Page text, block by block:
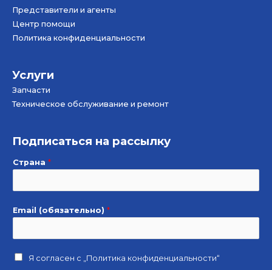
Представители и агенты
Центр помощи
Политика конфиденциальности
Услуги
Запчасти
Техническое обслуживание и ремонт
Подписаться на рассылку
Страна *
Email (обязательно) *
Я согласен с „Политика конфиденциальности“